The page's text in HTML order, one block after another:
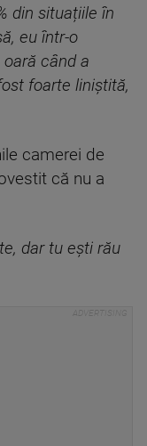
din situațiile în
eu într-o
când a
foarte liniștită,
camerei de
că nu a
dar tu ești rău